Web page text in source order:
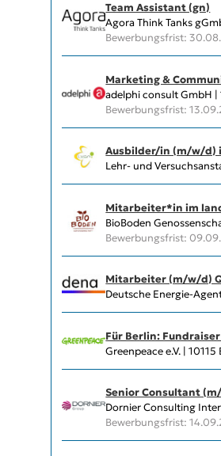
Team Assistant (gn)
Agora Think Tanks
Bewerbungsfrist:
Marketing &
adelphi consult GmbH |
Bewerbungsfrist:
Ausbilder/in (m/w/d)
Lehr- und
Mitarbeiter*in im
BioBoden
Bewerbungsfrist:
Mitarbeiter (m/w/d)
Deutsche Energie-
Für Berlin:
Greenpeace e.V. | 10115
Senior Consultant
Dornier Consulting
Bewerbungsfrist: